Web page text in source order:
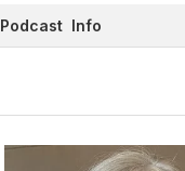
Podcast Info